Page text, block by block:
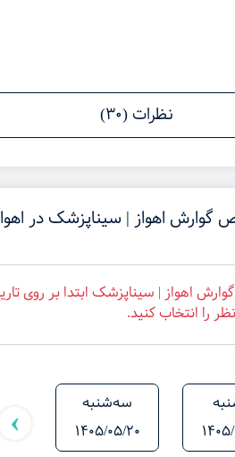
نظرات (30)
گوارش اهواز | سیناپزشک در
اهواز | سیناپزشک ابتدا بر روی
را انتخاب کنید.
سه‌شنبه
1405/05/20
›